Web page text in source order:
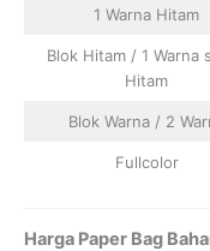
1 Warna Hitam
Blok Hitam / 1 Warna
Hitam
Blok Warna / 2
Fullcolor
Harga Paper Bag